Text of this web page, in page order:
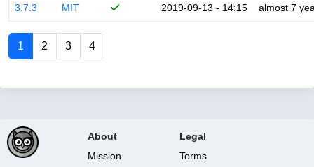
3.7.3 MIT 2019-09-13 - 14:15 almost 7
1 2 3 4
About
Mission
Legal
Terms